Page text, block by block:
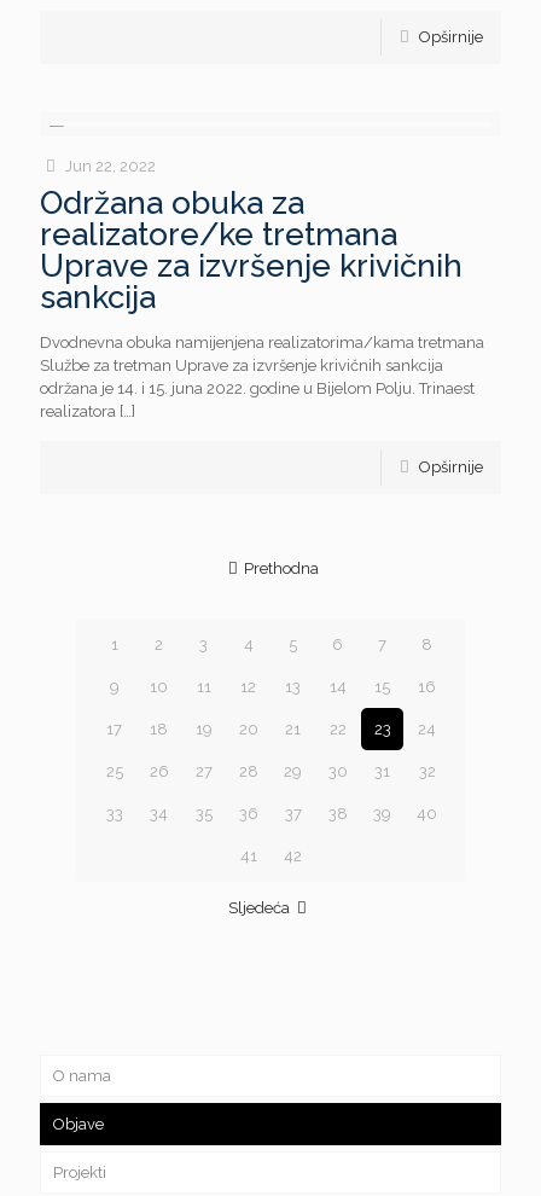
Opširnije
Jun 22, 2022
Održana obuka za
realizatore/ke tretmana
Uprave za izvršenje krivičnih
sankcija
Dvodnevna obuka namijenjena realizatorima/kama tretmana
Službe za tretman Uprave za izvršenje krivičnih sankcija
održana je 14. i 15. juna 2022. godine u Bijelom Polju. Trinaest
realizatora […]
Opširnije
Prethodna
1 2 3 4 5 6 7 8
9 10 11 12 13 14 15 16
17 18 19 20 21 22 23 24
25 26 27 28 29 30 31 32
33 34 35 36 37 38 39 40
41 42
Sljedeća
O nama
Objave
Projekti